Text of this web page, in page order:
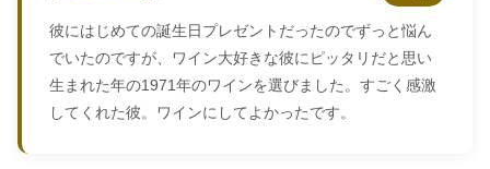
彼にはじめての誕生日プレゼントだったのでずっと悩ん
でいたのですが、ワイン大好きな彼にピッタリだと思い
生まれた年の1971年のワインを選びました。すごく感激
してくれた彼。ワインにしてよかったです。